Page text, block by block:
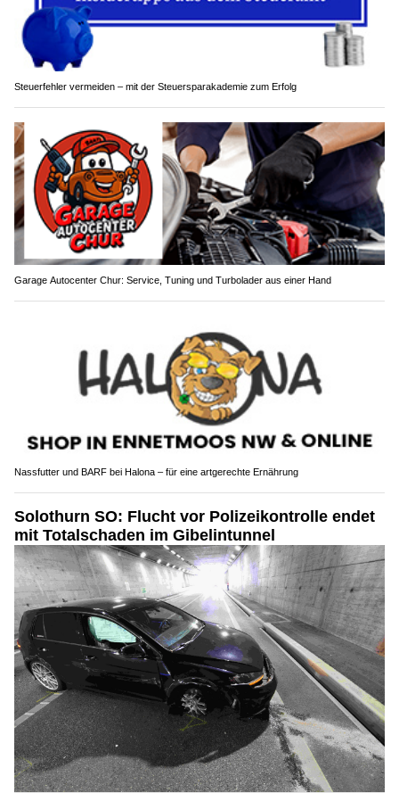
Steuerfehler vermeiden – mit der Steuersparakademie zum Erfolg
Garage Autocenter Chur: Service, Tuning und Turbolader aus einer Hand
Nassfutter und BARF bei Halona – für eine artgerechte Ernährung
Solothurn SO: Flucht vor Polizeikontrolle endet
mit Totalschaden im Gibelintunnel